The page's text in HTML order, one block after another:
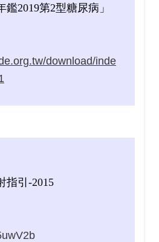
鑑2019第2型糖尿病」
download/inde
指引-2015